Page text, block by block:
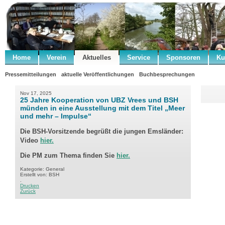
Home Verein Aktuelles Service Sponsoren
Pressemitteilungen aktuelle Veröffentlichungen Buchbesprechungen
Nov 17, 2025
25 Jahre Kooperation von UBZ Vrees und BSH
münden in eine Ausstellung mit dem Titel „Meer
und mehr – Impulse“
Die BSH-Vorsitzende begrüßt die jungen Emsländer:
Video hier.
Die PM zum Thema finden Sie hier.
Kategorie: General
Erstellt von: BSH
Drucken
Zurück